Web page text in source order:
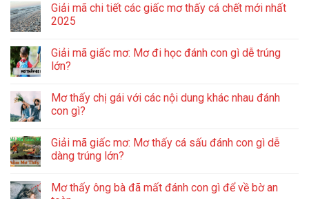
Giải mã chi tiết các giấc mơ thấy cá chết mới nhất
2025
Giải mã giấc mơ: Mơ đi học đánh con gì dễ trúng
lớn?
Mơ thấy chị gái với các nội dung khác nhau đánh
con gì?
Giải mã giấc mơ: Mơ thấy cá sấu đánh con gì dễ
dàng trúng lớn?
Mơ thấy ông bà đã mất đánh con gì để về bờ an